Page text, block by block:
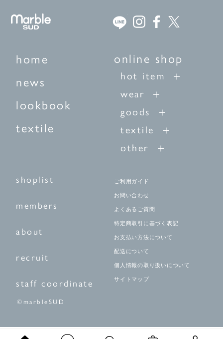
home
news
lookbook
textile
online shop
hot item
wear
goods
textile
other
shoplist
members
about
recruit
staff coordinate
ご利用ガイド
お問い合わせ
よくあるご質問
特定商取引に基づく表記
お支払い方法について
配送について
個人情報の取り扱いについて
サイトマップ
©marbleSUD